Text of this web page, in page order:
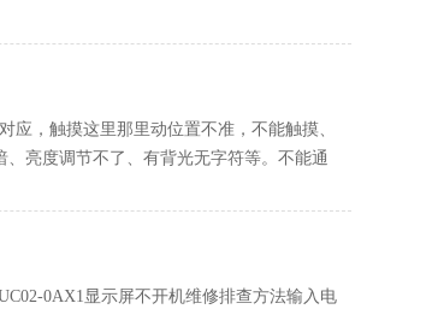
应，触摸这里那里动位置不准，不能触摸、
亮度调节不了、有背光无字符等。不能通
0AX1显示屏不开机维修排查方法输入电